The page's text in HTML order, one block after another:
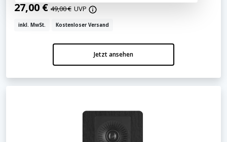
27,00 € 49,00 € UVP
inkl. MwSt. Kostenloser Versand
Jetzt ansehen